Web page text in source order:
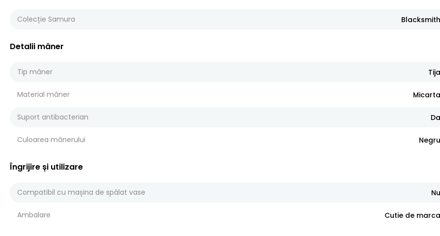
Colecție Samura Blacksmith
Detalii mâner
Tip mâner Tija
Material mâner Micarta
Suport antibacterian Da
Culoarea mânerului Negru
Îngrijire și utilizare
Compatibil cu mașina de spălat vase Nu
Ambalare Cutie de marca